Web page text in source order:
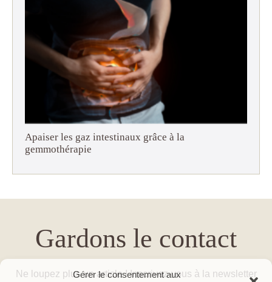
Gérer le consentement aux
Apaiser les gaz intestinaux grâce à la
gemmothérapie
Gardons le contact
Ne loupez plus un article ! Inscrivez-vous à la newsletter